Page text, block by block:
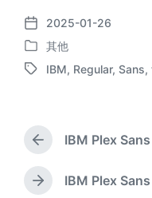
发
布
日
2025-01-26
发
布
其他
标
IBM, Regular, Sans,
上
篇
文
章
IBM Plex
下
IBM Plex